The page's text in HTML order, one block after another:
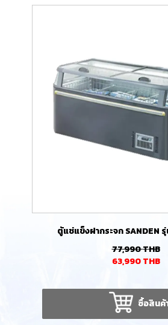
ตู้แช่แข็งฝากระจก SANDEN
77,990THB
63,990THB
ซื้อสินค้